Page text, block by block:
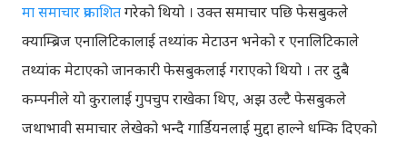
मा समाचार प्रकाशितगरेको थियो । उक्त समाचार पछि फेसबुकले
क्याम्ब्रिज एनालिटिकालाई तथ्यांक मेटाउन भनेको र एनालिटिकाले
तथ्यांक मेटाएको जानकारी फेसबुकलाई गराएको थियो । तर दुबै
कम्पनीले यो कुरालाई गुपचुप राखेका थिए, अझ उल्टै फेसबुकले
जथाभावी समाचार लेखेको भन्दै गार्डियनलाई मुद्दा हाल्ने धम्कि दिएको